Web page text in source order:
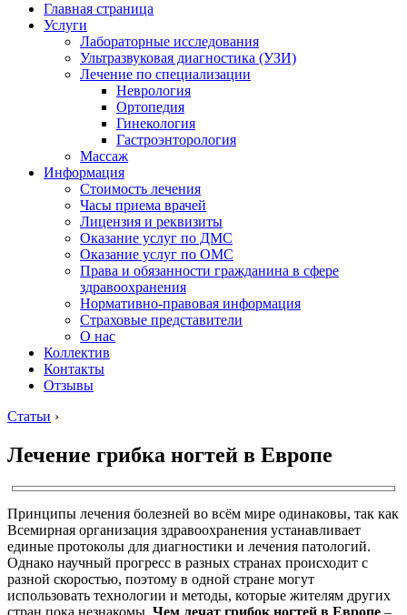
Главная страница
Услуги
Лабораторные исследования
Ультразвуковая диагностика (УЗИ)
Лечение по специализации
Неврология
Ортопедия
Гинекология
Гастроэнторология
Массаж
Информация
Стоимость лечения
Часы приема врачей
Лицензия и реквизиты
Оказание услуг по ДМС
Оказание услуг по ОМС
Права и обязанности гражданина в сфере
здравоохранения
Нормативно-правовая информация
Страховые представители
О нас
Коллектив
Контакты
Отзывы
Статьи ›
Лечение грибка ногтей в Европе
Принципы лечения болезней во всём мире одинаковы, так как
Всемирная организация здравоохранения устанавливает
единые протоколы для диагностики и лечения патологий.
Однако научный прогресс в разных странах происходит с
разной скоростью, поэтому в одной стране могут
использовать технологии и методы, которые жителям других
стран пока незнакомы. Чем лечат грибок ногтей в Европе –